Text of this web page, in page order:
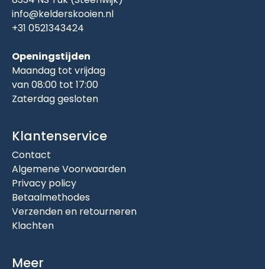
info@kelderskooien.nl
+31 0521343424
Openingstijden
Maandag tot vrijdag
van 08:00 tot 17:00
Zaterdag gesloten
Klantenservice
Contact
Algemene Voorwaarden
Privacy policy
Betaalmethodes
Verzenden en retourneren
Klachten
Meer